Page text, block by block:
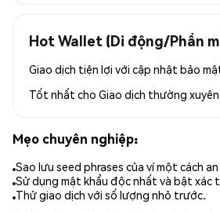
Hot Wallet (Di động/Phần
Giao dịch tiện lợi với cập nhật bảo
Tốt nhất cho Giao dịch thường xuyên
Mẹo chuyên nghiệp:
Sao lưu seed phrases của ví một cách
Sử dụng mật khẩu độc nhất và bật xác
Thử giao dịch với số lượng nhỏ trước.